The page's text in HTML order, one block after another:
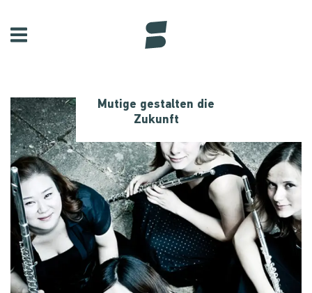
Mutige gestalten die
Zukunft